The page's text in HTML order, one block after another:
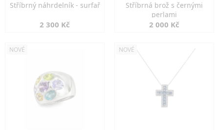
Stříbrný náhrdelník - surfař
2 300 Kč
Stříbrná brož s černými
perlami
2 000 Kč
NOVÉ NOVÉ